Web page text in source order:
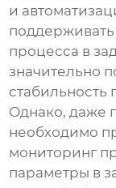
и
процесса в
значительно
стабильность
Однако, даже
необходимо
мониторинг
параметры в